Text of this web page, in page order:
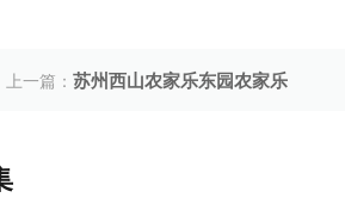
上一篇：苏州西山农家乐东园农家乐